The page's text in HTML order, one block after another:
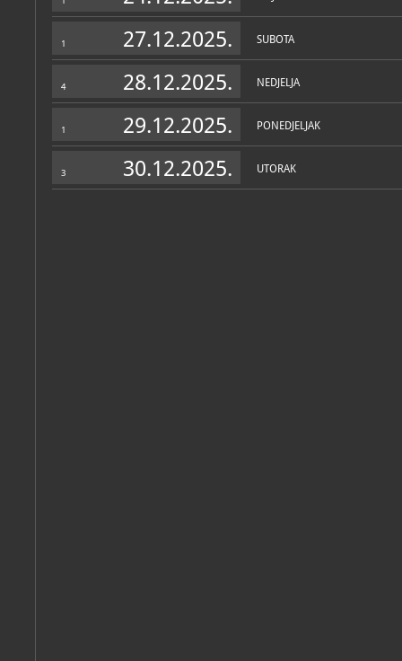
1 27.12.2025. SUBOTA
4 28.12.2025. NEDJELJA
1 29.12.2025. PONEDJELJAK
3 30.12.2025. UTORAK
Personalni arhiv(1)